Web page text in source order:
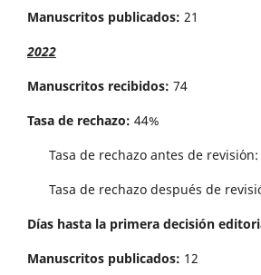
Manuscritos publicados: 21
2022
Manuscritos recibidos: 74
Tasa de rechazo: 44%
Tasa de rechazo antes de revisi´on:
Tasa de rechazo después de
Días hasta la primera decisión
Manuscritos publicados: 12